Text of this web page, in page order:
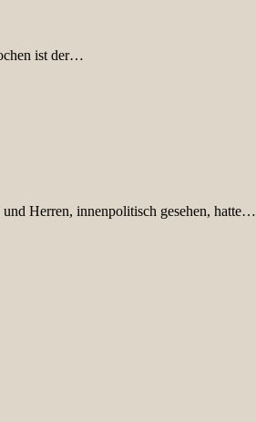
ist der…
Herren, innenpolitisch gesehen, hatte…